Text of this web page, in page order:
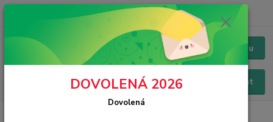
Menu
Hledat
Chat / Online podpora - 24/7
DOVOLENÁ 2026
Dovolená